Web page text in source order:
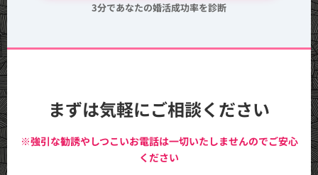
3分であなたの婚活成功率を診断
まずは気軽にご相談ください
※強引な勧誘やしつこいお電話は一切いたしませんのでご安心
ください